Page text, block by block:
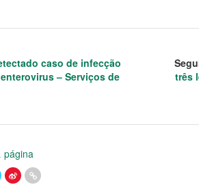
caso de infecção
– Serviços de
três
página